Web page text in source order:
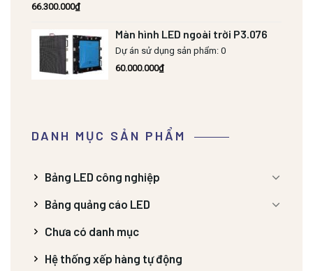
66.300.000₫
Màn hình LED ngoài trời P3.076
Dự án sử dụng sản phẩm: 0
60.000.000₫
DANH MỤC SẢN PHẨM
Bảng LED công nghiệp
Bảng quảng cáo LED
Chưa có danh mục
Hệ thống xếp hàng tự động